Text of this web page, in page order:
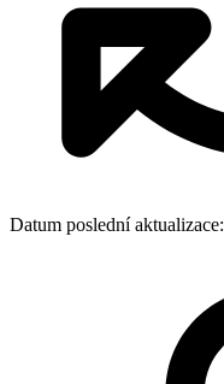
Datum poslední aktualizace: